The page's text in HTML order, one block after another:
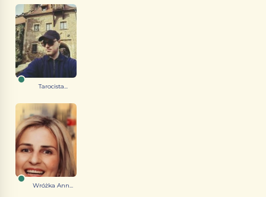
Tarocista...
Wróżka Ann...